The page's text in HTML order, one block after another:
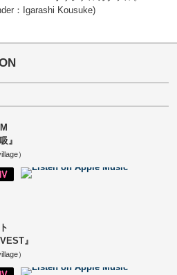
：Igarashi Kousuke)
』
）
』
）